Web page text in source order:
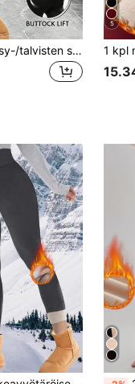
1 kpl naisten syksy-/talvisten slim fit -lämpöleggingsien, ristikkäinen vyötärödesign, superpehmeä lammasvillavuori, korkeavyötäröiset pitkät housut, ulkovaatteen tiukka alushousu, joustava leveä vyötärönauha, nilkkapituiset housut
5